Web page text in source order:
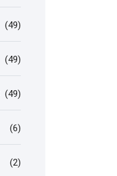
(49)
(49)
(49)
(6)
(2)